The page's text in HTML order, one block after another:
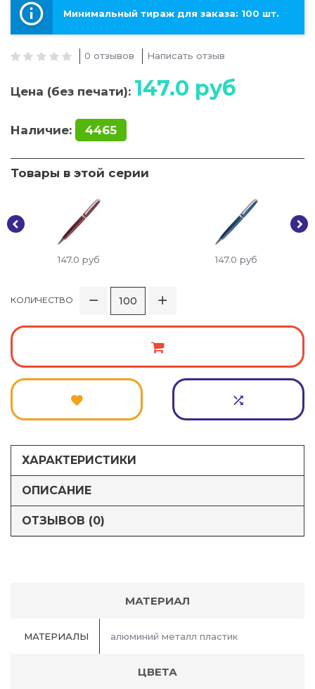
Минимальный тираж для заказа: 100 шт.
0 отзывов Написать отзыв
Цена (без печати): 147.0 руб
Наличие: 4465
Товары в этой серии
147.0 руб 147.0 руб
КОЛИЧЕСТВО
ХАРАКТЕРИСТИКИ
ОПИСАНИЕ
ОТЗЫВОВ (0)
МАТЕРИАЛ
МАТЕРИАЛЫ алюминий металл пластик
ЦВЕТА